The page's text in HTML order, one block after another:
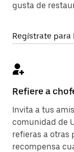
gusta de
Regístrate
Refiere a
Invita a tus
comunidad de
refieras a otras
recompensa